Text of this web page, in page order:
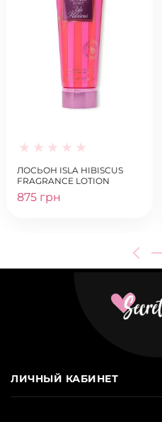
ЛОСЬОН ISLA HIBISCUS
FRAGRANCE LOTION
875 грн
ЛИЧНЫЙ КАБИНЕТ